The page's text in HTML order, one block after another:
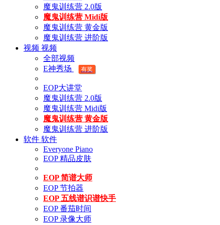
魔鬼训练营 2.0版
魔鬼训练营 Midi版
魔鬼训练营 黄金版
魔鬼训练营 进阶版
视频 视频
全部视频
E神秀场
有奖
EOP大讲堂
魔鬼训练营 2.0版
魔鬼训练营 Midi版
魔鬼训练营 黄金版
魔鬼训练营 进阶版
软件 软件
Everyone Piano
EOP 精品皮肤
EOP 简谱大师
EOP 节拍器
EOP 五线谱识谱快手
EOP 番茄时间
EOP 录像大师